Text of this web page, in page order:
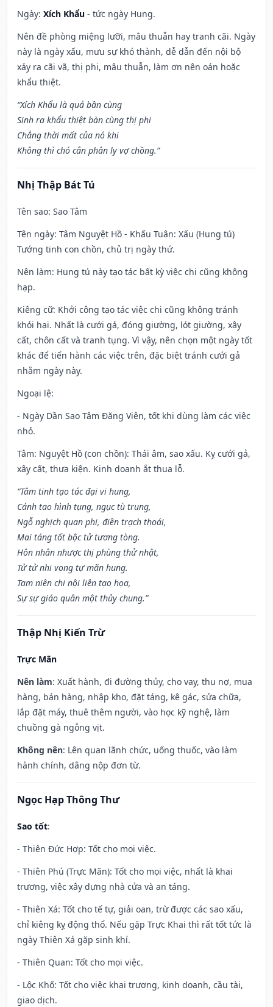
Ngày: Xích Khẩu - tức ngày Hung.
Nên đề phòng miệng lưỡi, mâu thuẫn hay tranh cãi. Ngày
này là ngày xấu, mưu sự khó thành, dễ dẫn đến nội bộ
xảy ra cãi vã, thị phi, mâu thuẫn, làm ơn nên oán hoặc
khẩu thiệt.
“Xích Khẩu là quả bần cùng
Sinh ra khẩu thiệt bàn cùng thị phi
Chẳng thời mất của nó khi
Không thì chó cắn phân ly vợ chồng.”
Nhị Thập Bát Tú
Tên sao: Sao Tâm
Tên ngày: Tâm Nguyệt Hồ - Khấu Tuân: Xấu (Hung tú)
Tướng tinh con chồn, chủ trị ngày thứ.
Nên làm: Hung tú này tạo tác bất kỳ việc chi cũng không
hạp.
Kiêng cữ: Khởi công tạo tác việc chi cũng không tránh
khỏi hại. Nhất là cưới gả, đóng giường, lót giường, xây
cất, chôn cất và tranh tụng. Vì vậy, nên chọn một ngày tốt
khác để tiến hành các việc trên, đặc biệt tránh cưới gả
nhằm ngày này.
Ngoại lệ:
- Ngày Dần Sao Tâm Đăng Viên, tốt khi dùng làm các việc
nhỏ.
Tâm: Nguyệt Hồ (con chồn): Thái âm, sao xấu. Kỵ cưới gả,
xây cất, thưa kiện. Kinh doanh ắt thua lỗ.
“Tâm tinh tạo tác đại vi hung,
Cánh tao hình tụng, ngục tù trung,
Ngỗ nghịch quan phi, điền trạch thoái,
Mai táng tốt bộc tử tương tòng.
Hôn nhân nhược thị phùng thử nhật,
Tử tử nhi vong tự mãn hung.
Tam niên chi nội liên tạo họa,
Sự sự giáo quân một thủy chung.”
Thập Nhị Kiến Trừ
Trực Mãn
Nên làm: Xuất hành, đi đường thủy, cho vay, thu nợ, mua
hàng, bán hàng, nhập kho, đặt táng, kê gác, sửa chữa,
lắp đặt máy, thuê thêm người, vào học kỹ nghệ, làm
chuồng gà ngỗng vịt.
Không nên: Lên quan lãnh chức, uống thuốc, vào làm
hành chính, dâng nộp đơn từ.
Ngọc Hạp Thông Thư
Sao tốt:
- Thiên Đức Hợp: Tốt cho mọi việc.
- Thiên Phú (Trực Mãn): Tốt cho mọi việc, nhất là khai
trương, việc xây dựng nhà cửa và an táng.
- Thiên Xá: Tốt cho tế tự, giải oan, trừ được các sao xấu,
chỉ kiêng kỵ động thổ. Nếu gặp Trực Khai thì rất tốt tức là
ngày Thiên Xá gặp sinh khí.
- Thiên Quan: Tốt cho mọi việc.
- Lộc Khố: Tốt cho việc khai trương, kinh doanh, cầu tài,
giao dịch.